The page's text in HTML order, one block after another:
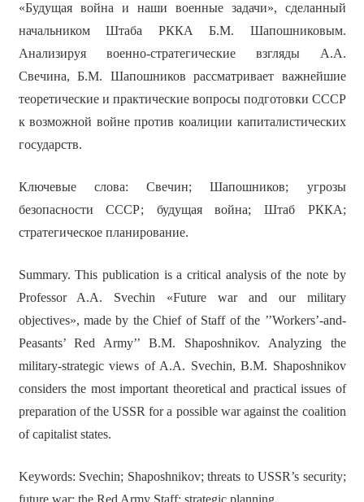
«Будущая война и наши военные задачи», сделанный
начальником Штаба РККА Б.М. Шапошниковым.
Анализируя военно-стратегические взгляды А.А.
Свечина, Б.М. Шапошников рассматривает важнейшие
теоретические и практические вопросы подготовки СССР
к возможной войне против коалиции капиталистических
государств.
Ключевые слова: Свечин; Шапошников; угрозы
безопасности СССР; будущая война; Штаб РККА;
стратегическое планирование.
Summary. This publication is a critical analysis of the note by
Professor A.A. Svechin «Future war and our military
objectives», made by the Chief of Staff of the ’’Workers’-and-
Peasants’ Red Army’’ B.M. Shaposhnikov. Analyzing the
military-strategic views of A.A. Svechin, B.M. Shaposhnikov
considers the most important theoretical and practical issues of
preparation of the USSR for a possible war against the coalition
of capitalist states.
Keywords: Svechin; Shaposhnikov; threats to USSR’s security;
future war; the Red Army Staff; strategic planning.